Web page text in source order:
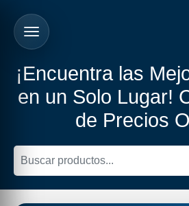
¡Encuentra las
en un Solo Lugar!
de Precios